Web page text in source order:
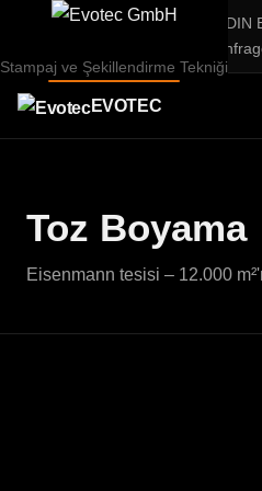
Stampaj ve Şekillendirme Tekniği
Evotec GmbH — DIN
EVOTEC
Toz Boyama
Eisenmann tesisi – 12.000